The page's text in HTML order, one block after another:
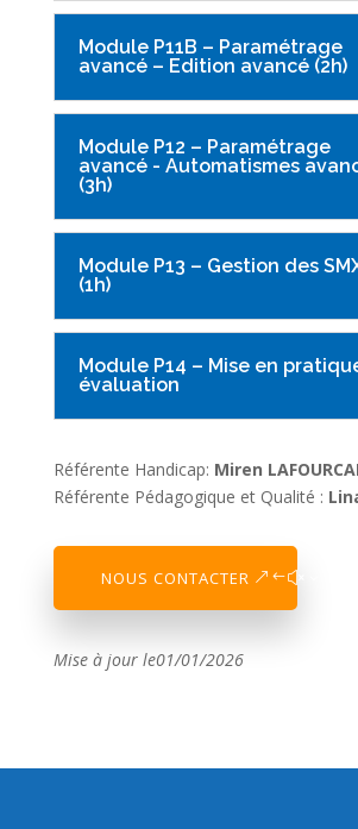
Module P11B – Paramétrage
avancé – Edition avancé (2h)
Module P12 – Paramétrage
avancé - Automatismes
(3h)
Module P13 – Gestion des
(1h)
Module P14 – Mise en
évaluation
Référente Handicap: Miren
Référente Pédagogique et Qualité :
NOUS CONTACTER
Mise à jour le01/01/2026